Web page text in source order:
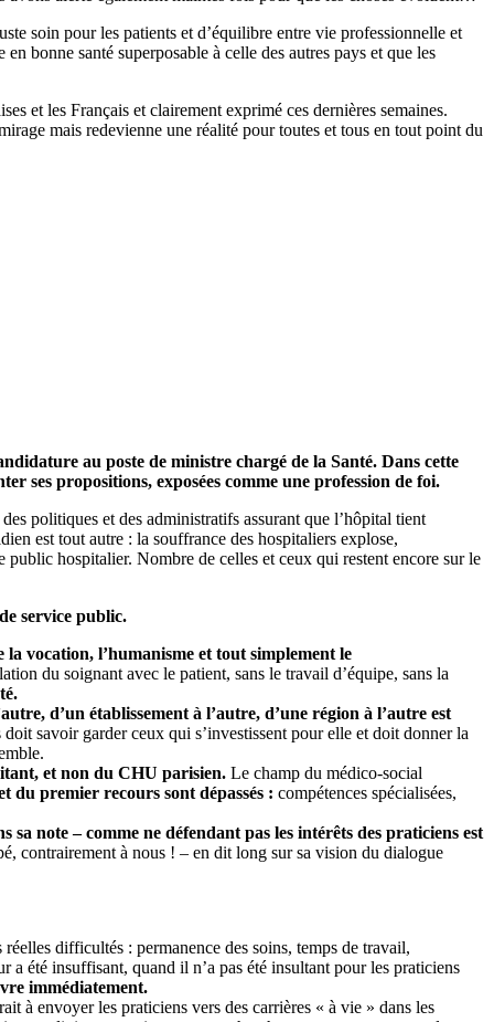
soin pour les patients et d’équilibre entre vie professionnelle et
bonne santé superposable à celle des autres pays et que les
et les Français et clairement exprimé ces dernières semaines.
mais redevienne une réalité pour toutes et tous en tout point du
au poste de ministre chargé de la Santé. Dans cette
ses propositions, exposées comme une profession de foi.
politiques et des administratifs assurant que l’hôpital tient
est tout autre : la souffrance des hospitaliers explose,
hospitalier. Nombre de celles et ceux qui restent encore sur le
service public.
vocation, l’humanisme et tout simplement le
du soignant avec le patient, sans le travail d’équipe, sans la
d’un établissement à l’autre, d’une région à l’autre est
savoir garder ceux qui s’investissent pour elle et doit donner la
et non du CHU parisien. Le champ du médico-social
du premier recours sont dépassés : compétences spécialisées,
sa note – comme ne défendant pas les intérêts des praticiens est
contrairement à nous ! – en dit long sur sa vision du dialogue
difficultés : permanence des soins, temps de travail,
été insuffisant, quand il n’a pas été insultant pour les praticiens
immédiatement.
à envoyer les praticiens vers des carrières « à vie » dans les